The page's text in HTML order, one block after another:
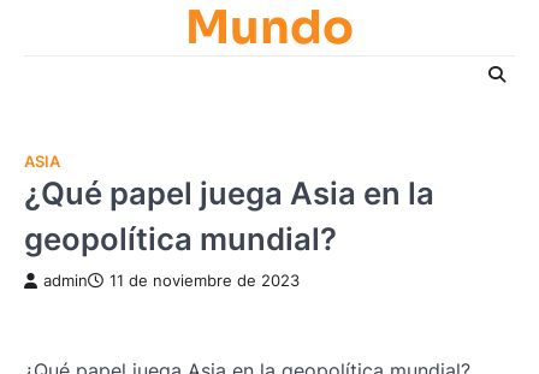
Mundo
ASIA
¿Qué papel juega Asia en la
geopolítica mundial?
admin 11 de noviembre de 2023